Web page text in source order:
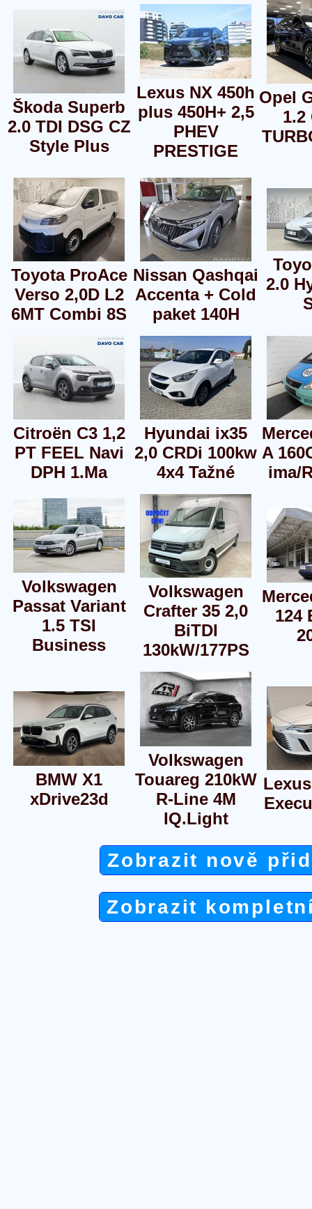
Škoda Superb
2.0 TDI DSG CZ
Style Plus
Lexus NX 450h
plus 450H+ 2,5
PHEV
PRESTIGE
Opel
1.2
Toyota ProAce
Verso 2,0D L2
6MT Combi 8S
Nissan Qashqai
Accenta + Cold
paket 140H
2.0
Citroën C3 1,2
PT FEEL Navi
DPH 1.Ma
Hyundai ix35
2,0 CRDi 100kw
4x4 Tažné
A
ima/
Volkswagen
Passat Variant
1.5 TSI
Business
Volkswagen
Crafter 35 2,0
BiTDI
130kW/177PS
124
BMW X1
xDrive23d
Volkswagen
Touareg 210kW
R-Line 4M
IQ.Light
Zobrazit nově
Zobrazit